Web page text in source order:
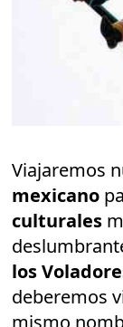
Viajaremos
mexicano
culturales
los
deberemos